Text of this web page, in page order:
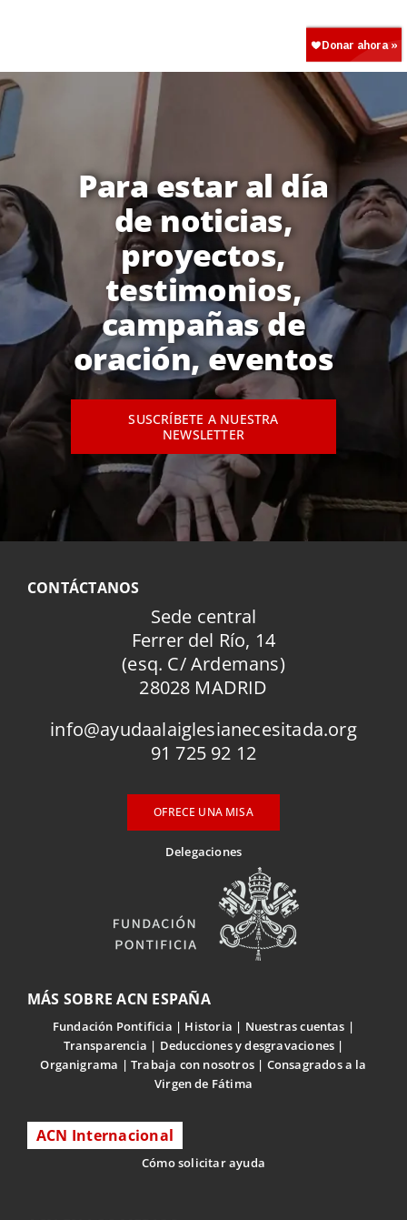
Para estar al día
de noticias,
proyectos,
testimonios,
campañas de
oración, eventos
SUSCRÍBETE A NUESTRA
NEWSLETTER
CONTÁCTANOS
Sede central
Ferrer del Río, 14
(esq. C/ Ardemans)
28028 MADRID
info@ayudaalaiglesianecesitada.org
91 725 92 12
OFRECE UNA MISA
Delegaciones
MÁS SOBRE ACN ESPAÑA
Fundación Pontificia Historia
Nuestras cuentas
Transparencia
Deducciones y desgravaciones
Organigrama
Trabaja con nosotros
Consagrados a la
Virgen de Fátima
ACN Internacional
Cómo solicitar ayuda